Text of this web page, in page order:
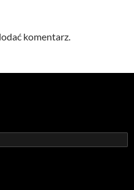
komentarz.